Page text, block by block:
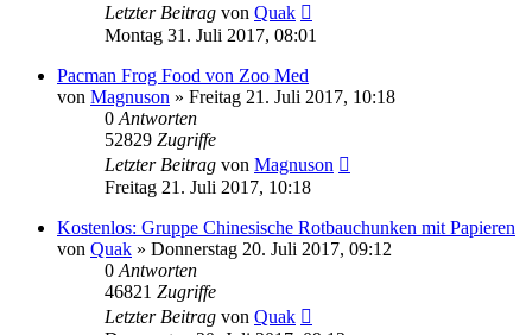
Letzter Beitrag von Quak
Montag 31. Juli 2017, 08:01
Pacman Frog Food von Zoo Med
von Magnuson » Freitag 21. Juli 2017, 10:18
0 Antworten
52829 Zugriffe
Letzter Beitrag von Magnuson
Freitag 21. Juli 2017, 10:18
Kostenlos: Gruppe Chinesische Rotbauchunken mit Papieren
von Quak » Donnerstag 20. Juli 2017, 09:12
0 Antworten
46821 Zugriffe
Letzter Beitrag von Quak